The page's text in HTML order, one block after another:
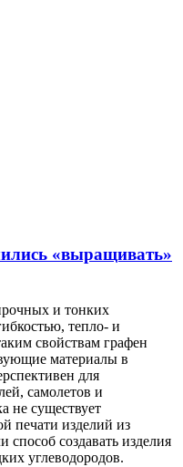
«выращивать»
и тонких
тепло- и
свойствам графен
материалы в
для
самолетов и
не существует
печати изделий из
создавать изделия
углеводородов.